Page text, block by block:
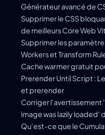
Générateur avancé de
Supprimer le CSS
de meilleurs Core Web
Supprimer les
Workers et Transform
Cache warmer gratuit
Prerender Until Script :
et prerender
Corriger l'avertissement
image was lazily loaded'
Qu'est-ce que le